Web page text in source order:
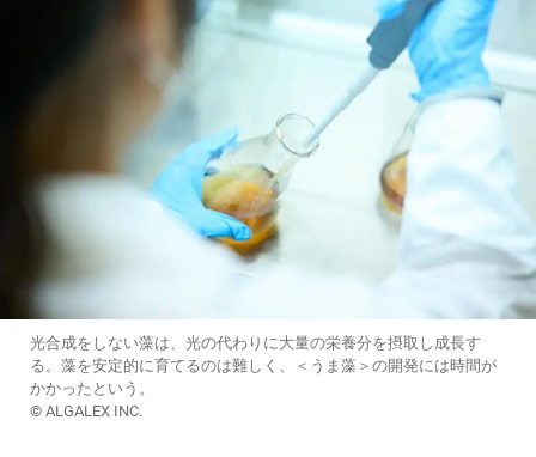
光合成をしない藻は、光の代わりに大量の栄養分を摂取し成長す
る。藻を安定的に育てるのは難しく、＜うま藻＞の開発には時間が
かかったという。
© ALGALEX INC.